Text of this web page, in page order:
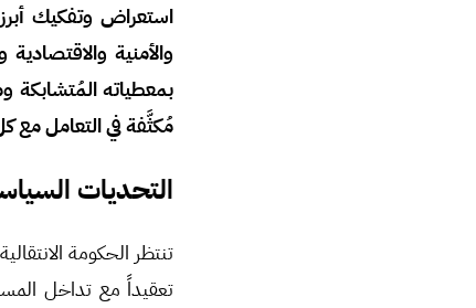
استعراض وتفكيك أبرز
والأمنية
بمعطياته
مُكثَّفة في التعامل مع
التحديات
تنتظر الحكومة
تعقيداً مع تداخل